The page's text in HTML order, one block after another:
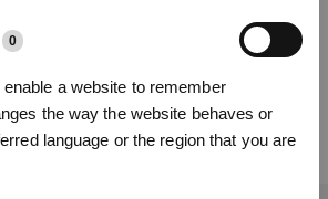
0
a website to remember
the way the website behaves or
language or the region that you are
vous et recevez